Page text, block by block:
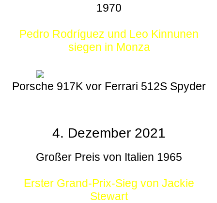
1970
Pedro Rodríguez und Leo Kinnunen
siegen in Monza
Porsche 917K vor Ferrari 512S Spyder
4. Dezember 2021
Großer Preis von Italien 1965
Erster Grand-Prix-Sieg von Jackie
Stewart